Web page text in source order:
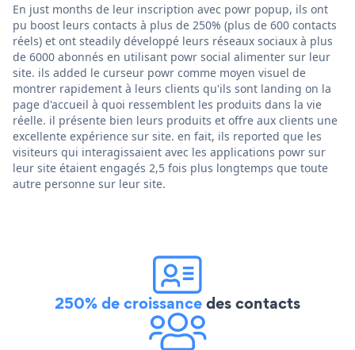
En just months de leur inscription avec powr popup, ils ont
pu boost leurs contacts à plus de 250% (plus de 600 contacts
réels) et ont steadily développé leurs réseaux sociaux à plus
de 6000 abonnés en utilisant powr social alimenter sur leur
site. ils added le curseur powr comme moyen visuel de
montrer rapidement à leurs clients qu'ils sont landing on la
page d'accueil à quoi ressemblent les produits dans la vie
réelle. il présente bien leurs produits et offre aux clients une
excellente expérience sur site. en fait, ils reported que les
visiteurs qui interagissaient avec les applications powr sur
leur site étaient engagés 2,5 fois plus longtemps que toute
autre personne sur leur site.
250% de croissancedes contacts